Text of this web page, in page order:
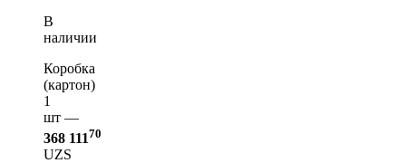
В
наличии
Коробка
(картон)
1
шт —
368 11170
UZS